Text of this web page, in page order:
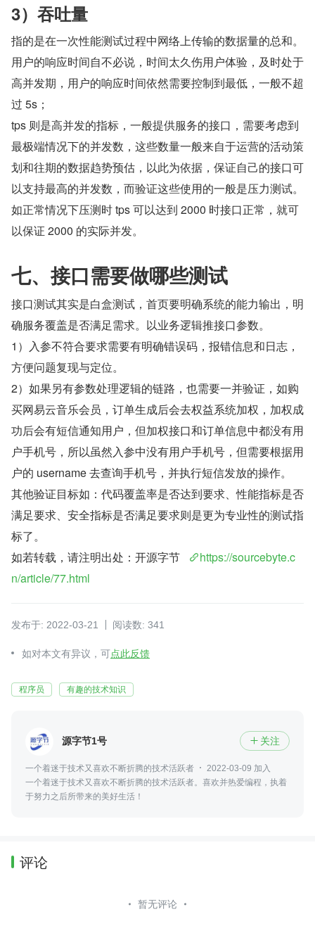
3）吞吐量
指的是在一次性能测试过程中网络上传输的数据量的总和。
用户的响应时间自不必说，时间太久伤用户体验，及时处于
高并发期，用户的响应时间依然需要控制到最低，一般不超
过 5s；
tps 则是高并发的指标，一般提供服务的接口，需要考虑到
最极端情况下的并发数，这些数量一般来自于运营的活动策
划和往期的数据趋势预估，以此为依据，保证自己的接口可
以支持最高的并发数，而验证这些使用的一般是压力测试。
如正常情况下压测时 tps 可以达到 2000 时接口正常，就可
以保证 2000 的实际并发。
七、接口需要做哪些测试
接口测试其实是白盒测试，首页要明确系统的能力输出，明
确服务覆盖是否满足需求。以业务逻辑推接口参数。
1）入参不符合要求需要有明确错误码，报错信息和日志，
方便问题复现与定位。
2）如果另有参数处理逻辑的链路，也需要一并验证，如购
买网易云音乐会员，订单生成后会去权益系统加权，加权成
功后会有短信通知用户，但加权接口和订单信息中都没有用
户手机号，所以虽然入参中没有用户手机号，但需要根据用
户的 username 去查询手机号，并执行短信发放的操作。
其他验证目标如：代码覆盖率是否达到要求、性能指标是否
满足要求、安全指标是否满足要求则是更为专业性的测试指
标了。
如若转载，请注明出处：开源字节
https://sourcebyte.c
n/article/77.html
发布于: 2022-03-21 阅读数: 341
如对本文有异议，可点此反馈
程序员 有趣的技术知识
源字节1号  关注
一个着迷于技术又喜欢不断折腾的技术活跃者
2022-03-09 加入
一个着迷于技术又喜欢不断折腾的技术活跃者。喜欢并热爱编程，执着
于努力之后所带来的美好生活！
评论
暂无评论